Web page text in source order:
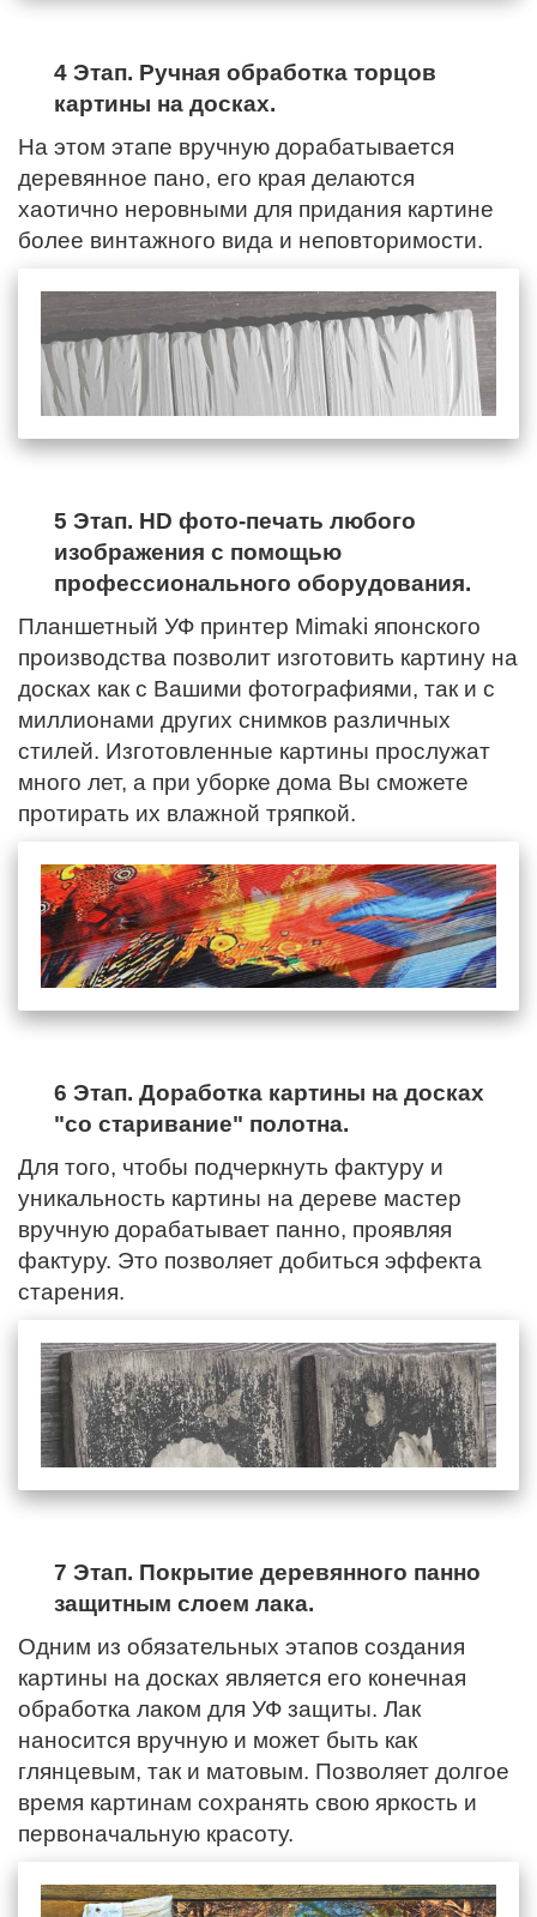
4 Этап. Ручная обработка торцов
картины на досках.
На этом этапе вручную дорабатывается
деревянное пано, его края делаются
хаотично неровными для придания картине
более винтажного вида и неповторимости.
5 Этап. HD фото-печать любого
изображения с помощью
профессионального оборудования.
Планшетный УФ принтер Mimaki японского
производства позволит изготовить картину на
досках как с Вашими фотографиями, так и с
миллионами других снимков различных
стилей. Изготовленные картины прослужат
много лет, а при уборке дома Вы сможете
протирать их влажной тряпкой.
6 Этап. Доработка картины на досках
"со старивание" полотна.
Для того, чтобы подчеркнуть фактуру и
уникальность картины на дереве мастер
вручную дорабатывает панно, проявляя
фактуру. Это позволяет добиться эффекта
старения.
7 Этап. Покрытие деревянного панно
защитным слоем лака.
Одним из обязательных этапов создания
картины на досках является его конечная
обработка лаком для УФ защиты. Лак
наносится вручную и может быть как
глянцевым, так и матовым. Позволяет долгое
время картинам сохранять свою яркость и
первоначальную красоту.